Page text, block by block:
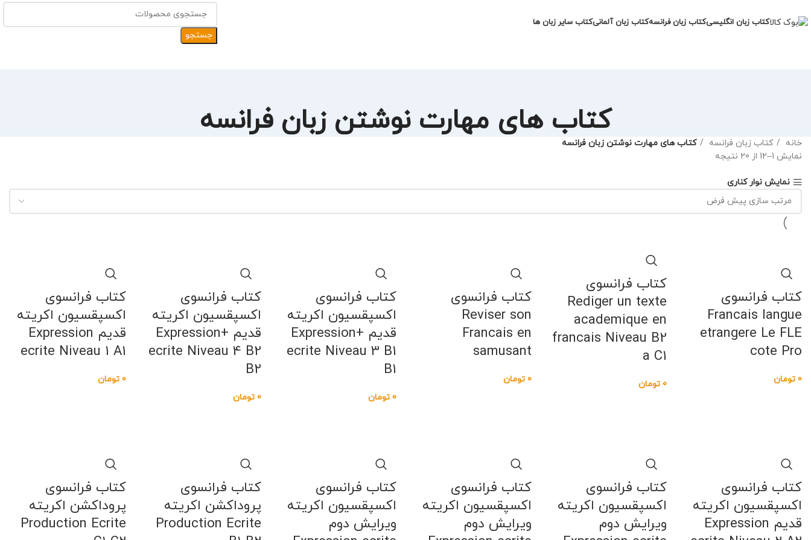
کتاب زبان انگلیسیکتاب زبان فرانسهکتاب زبان آلمانیکتاب سایر زبان ها
جستجو
کتاب های مهارت نوشتن زبان فرانسه
خانه کتاب زبان فرانسه
کتاب های مهارت نوشتن زبان فرانسه
نمایش 1–12 از 20 نتیجه
نمایش نوار کناری
کتاب فرانسوی
Francais langue
etrangere Le FLE
cote Pro
0 تومان
کتاب فرانسوی
Rediger un texte
academique en
francais Niveau B2
a C1
0 تومان
کتاب فرانسوی
Reviser son
Francais en
samusant
0 تومان
کتاب فرانسوی
اکسپقسیون اکریته
قدیم +Expression
ecrite Niveau 3 B1
B1
0 تومان
کتاب فرانسوی
اکسپقسیون اکریته
قدیم +Expression
ecrite Niveau 4 B2
B2
0 تومان
کتاب فرانسوی
اکسپقسیون اکریته
قدیم Expression
ecrite Niveau 1 A1
0 تومان
کتاب فرانسوی
اکسپقسیون اکریته
قدیم Expression
کتاب فرانسوی
اکسپقسیون اکریته
ویرایش دوم
کتاب فرانسوی
اکسپقسیون اکریته
ویرایش دوم
کتاب فرانسوی
اکسپقسیون اکریته
ویرایش دوم
کتاب فرانسوی
پروداکشن اکریته
Production Ecrite
کتاب فرانسوی
پروداکشن اکریته
Production Ecrite